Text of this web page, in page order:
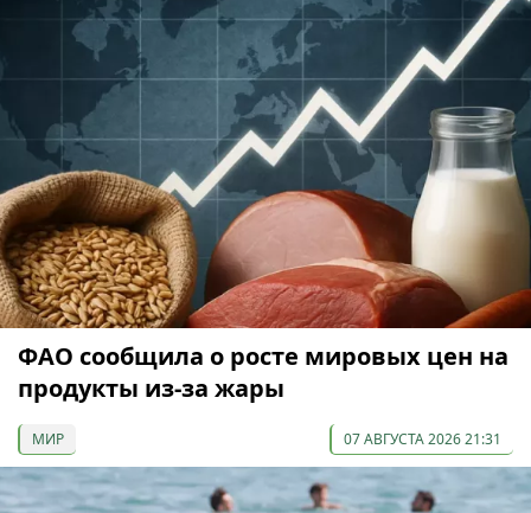
ФАО сообщила о росте мировых цен на
продукты из-за жары
МИР 07 АВГУСТА 2026 21:31